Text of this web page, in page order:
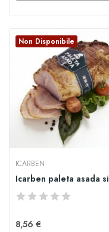
Non Disponibile
ICARBEN
8,56 €